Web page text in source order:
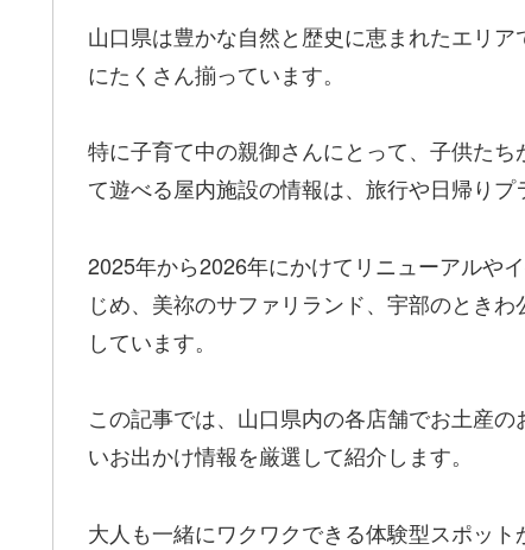
山口県は豊かな自然と歴史に恵まれたエリ
にたくさん揃っています。
特に子育て中の親御さんにとって、子供た
て遊べる屋内施設の情報は、旅行や日帰りプ
2025年から2026年にかけてリニューアルや
じめ、美祢のサファリランド、宇部のとき
しています。
この記事では、山口県内の各店舗でお土産
いお出かけ情報を厳選して紹介します。
大人も一緒にワクワクできる体験型スポッ